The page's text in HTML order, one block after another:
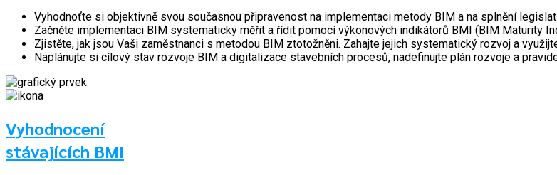
Vyhodnoťte si objektivně svou současnou připravenost na implementaci metody BIM a na splnění
Začněte implementaci BIM systematicky měřit a řídit pomocí výkonových indikátorů BMI (BIM Maturity
Zjistěte, jak jsou Vaši zaměstnanci s metodou BIM ztotožněni. Zahajte jejich systematický rozvoj a
Naplánujte si cílový stav rozvoje BIM a digitalizace stavebních procesů, nadefinujte plán rozvoje a
Vyhodnocení
stávajících BMI